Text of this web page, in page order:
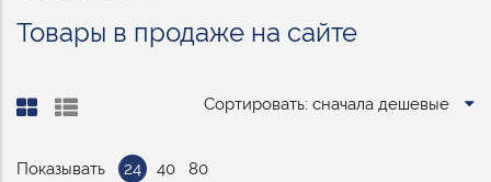
Товары в продаже на сайте
Сортировать: сначала дешевые
Показывать 24 40 80